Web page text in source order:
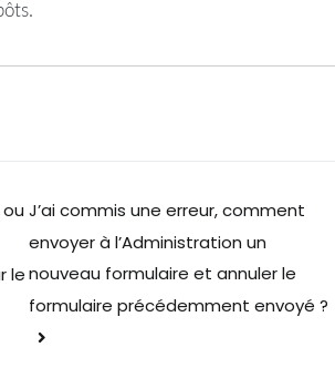
le
J’ai commis une erreur, comment
envoyer à l’Administration un
nouveau formulaire et annuler le
formulaire précédemment envoyé ?